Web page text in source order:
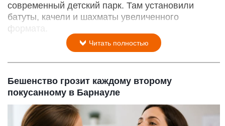
современный детский парк. Там установили
батуты, качели и шахматы увеличенного
формата.
Читать полностью
Бешенство грозит каждому второму
покусанному в Барнауле